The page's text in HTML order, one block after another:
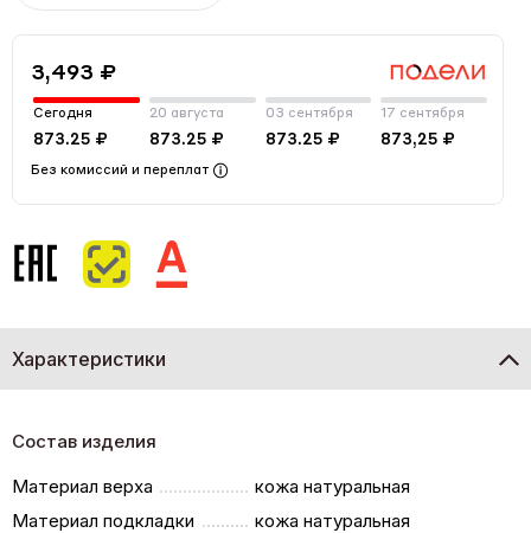
3,493 ₽
Сегодня
873.25 ₽
20 августа
873.25 ₽
03 сентября
873.25 ₽
17 сентября
873,25 ₽
Без комиссий и переплат
Характеристики
Состав изделия
Материал верха
кожа натуральная
Материал подкладки
кожа натуральная